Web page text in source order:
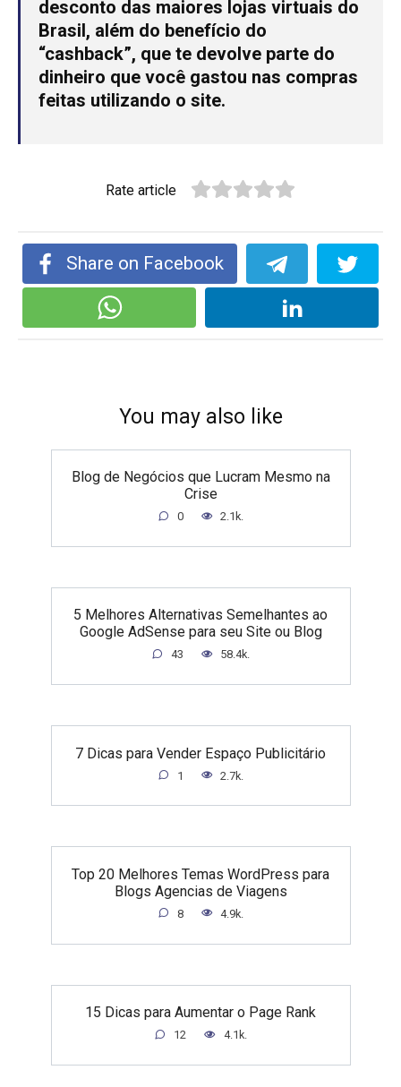
desconto das maiores lojas virtuais do
Brasil, além do benefício do
“cashback”, que te devolve parte do
dinheiro que você gastou nas compras
feitas utilizando o site.
Rate article
Share on Facebook
You may also like
Blog de Negócios que Lucram Mesmo na
Crise
0 2.1k.
5 Melhores Alternativas Semelhantes ao
Google AdSense para seu Site ou Blog
43 58.4k.
7 Dicas para Vender Espaço Publicitário
1 2.7k.
Top 20 Melhores Temas WordPress para
Blogs Agencias de Viagens
8 4.9k.
15 Dicas para Aumentar o Page Rank
12 4.1k.